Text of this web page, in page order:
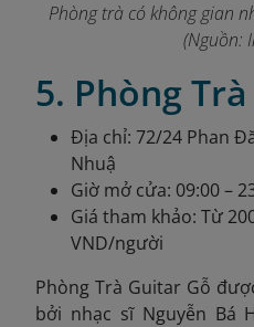
Phòng trà có không gian
(Nguồn:
5. Phòng
Địa chỉ: 72/24 Phan
Nhuậ
Giờ mở cửa: 09:00 –
Giá tham khảo: Từ
VND/người
Phòng Trà Guitar Gỗ
bởi nhạc sĩ Nguyễn Bá